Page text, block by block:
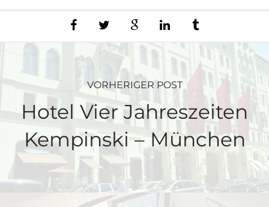
VORHERIGER POST
Hotel Vier Jahreszeiten
Kempinski – München